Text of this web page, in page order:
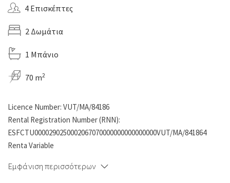
4 Επισκέπτες
2 Δωμάτια
1 Μπάνιο
70 m2
Licence Number: VUT/MA/84186
Rental Registration Number (RNN):
ESFCTU0000290250002067070000000000000000VUT/MA/841864
Renta Variable
Εμφάνιση περισσότερων